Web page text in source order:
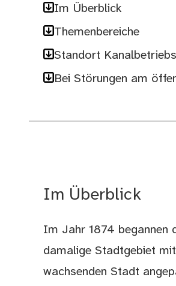
Im Überblick
Themenbereiche
Standort
Bei Störungen am
Im Überblick
Im Jahr 1874 begannen
damalige Stadtgebiet
wachsenden Stadt